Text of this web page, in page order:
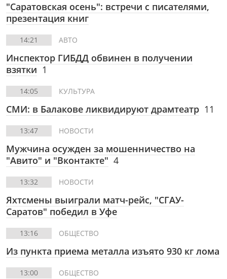
"Саратовская осень": встречи с писателями,
презентация книг
14:21 АВТО
Инспектор ГИБДД обвинен в получении
взятки 1
14:05 КУЛЬТУРА
СМИ: в Балакове ликвидируют драмтеатр 11
13:47 НОВОСТИ
Мужчина осужден за мошенничество на
"Авито" и "Вконтакте" 4
13:32 НОВОСТИ
Яхтсмены выиграли матч-рейс, "СГАУ-
Саратов" победил в Уфе
13:16 ОБЩЕСТВО
Из пункта приема металла изъято 930 кг лома
13:00 ОБЩЕСТВО